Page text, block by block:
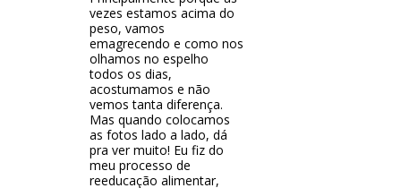
vezes estamos acima do
peso, vamos
emagrecendo e como nos
olhamos no espelho
todos os dias,
acostumamos e não
vemos tanta diferença.
Mas quando colocamos
as fotos lado a lado, dá
pra ver muito! Eu fiz do
meu processo de
reeducação alimentar,